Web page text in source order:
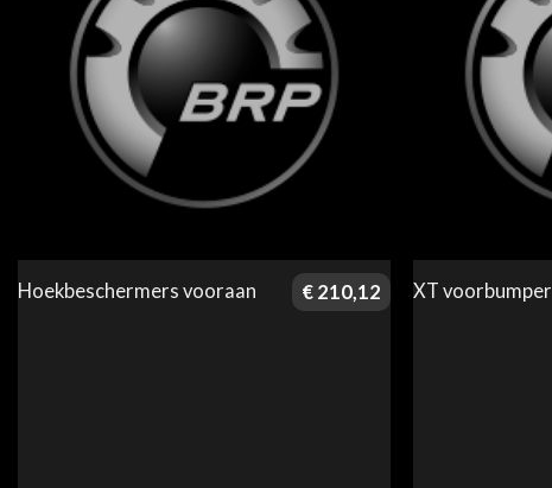
Hoekbeschermers vooraan €210,12 XT voorbumper